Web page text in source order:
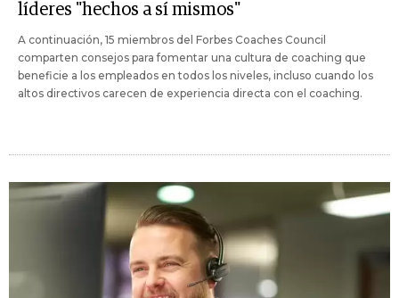
líderes "hechos a sí mismos"
A continuación, 15 miembros del Forbes Coaches Council
comparten consejos para fomentar una cultura de coaching que
beneficie a los empleados en todos los niveles, incluso cuando los
altos directivos carecen de experiencia directa con el coaching.